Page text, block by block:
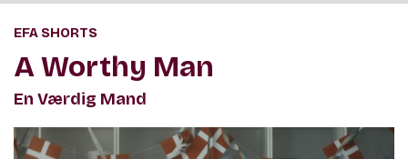
EFA SHORTS
A Worthy Man
En Værdig Mand